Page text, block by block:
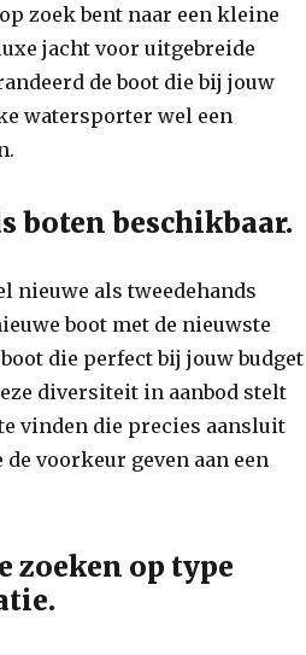
zoek bent naar een kleine
jacht voor uitgebreide
de boot die bij jouw
watersporter wel een
boten beschikbaar.
nieuwe als tweedehands
boot met de nieuwste
die perfect bij jouw budget
diversiteit in aanbod stelt
vinden die precies aansluit
voorkeur geven aan een
zoeken op type